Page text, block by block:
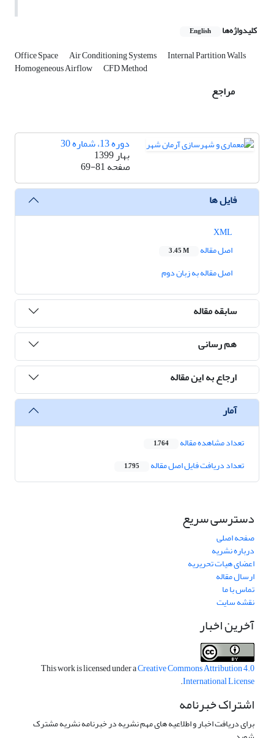
کلیدواژه‌ها English
Office Space Air Conditioning Systems Internal Partition Walls
Homogeneous Airflow CFD Method
مراجع
دوره 13، شماره 30
بهار 1399
صفحه69-81
فایل ها
اصل مقاله
3.45 M
اصل مقاله به زبان دوم
سابقه مقاله
هم رسانی
ارجاع به این مقاله
آمار
تعداد مشاهده مقاله 1,764
تعداد دریافت فایل اصل مقاله 1,795
دسترسی سریع
صفحه اصلی
درباره نشریه
اعضای هیات تحریریه
ارسال مقاله
تماس با ما
نقشه سایت
آخرین اخبار
This work is licensed under aCreative Commons Attribution 4.0
International License
.
اشتراک خبرنامه
برای دریافت اخبار و اطلاعیه های مهم نشریه در خبرنامه نشریه مشترک